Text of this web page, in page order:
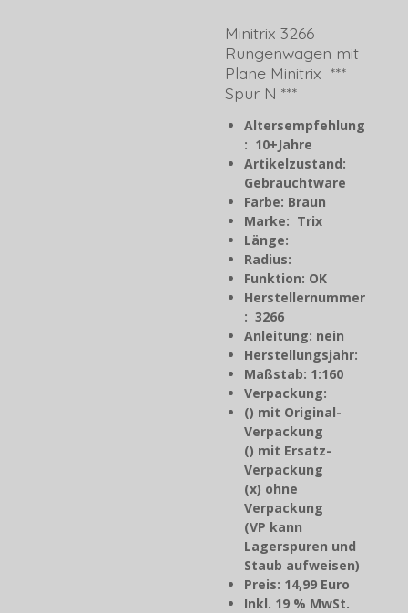
Minitrix 3266
Rungenwagen mit
Plane Minitrix ***
Spur N ***
Altersempfehlung
: 10+Jahre
Artikelzustand:
Gebrauchtware
Farbe: Braun
Marke: Trix
Länge:
Radius:
Funktion: OK
Herstellernummer
: 3266
Anleitung: nein
Herstellungsjahr:
Maßstab: 1:160
Verpackung:
() mit Original-
Verpackung
() mit Ersatz-
Verpackung
(x) ohne
Verpackung
(VP kann
Lagerspuren und
Staub aufweisen)
Preis: 14,99 Euro
Inkl. 19 % MwSt.